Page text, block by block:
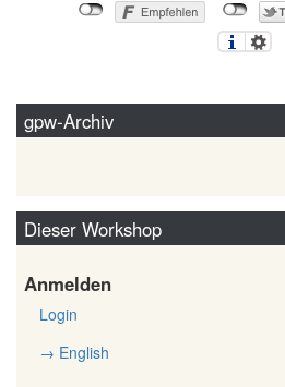
gpw-Archiv
Dieser Workshop
Anmelden
Login
→ English